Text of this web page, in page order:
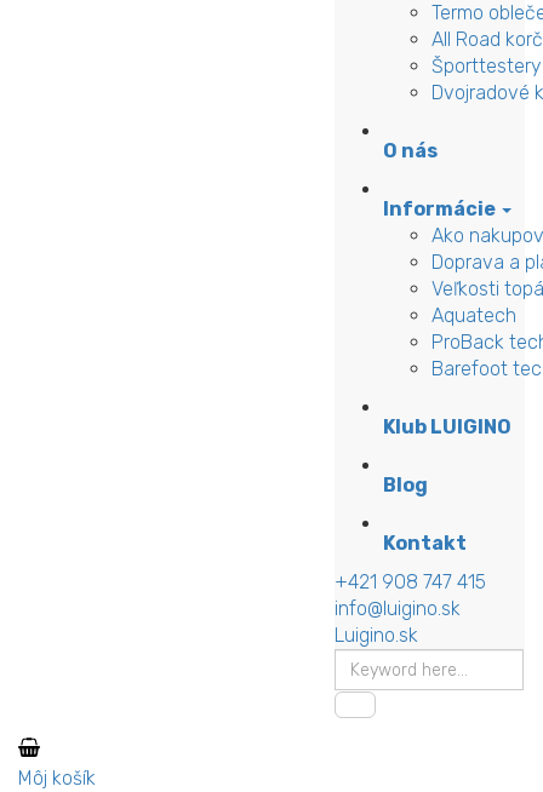
Termo
All Road
Dvojradové
O nás
Informácie
Ako
Doprava a
Veľkosti
Aquatech
ProBack
Barefoot
Klub LUIGINO
Blog
Kontakt
+421 908 747 415
info@luigino.sk
Luigino.sk
Môj košík